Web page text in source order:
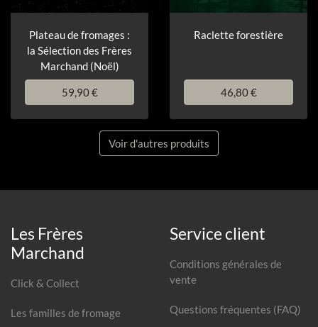
Plateau de fromages :
la Sélection des Frères
Marchand (Noël)
59,90 €
Raclette forestière
46,80 €
Voir d'autres produits
Les Frères
Marchand
Click & Collect
Les familles de fromage
Service client
Conditions générales de
vente
Questions fréquentes (FAQ)